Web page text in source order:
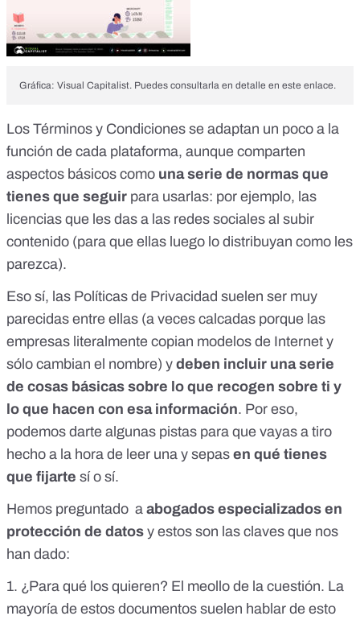
Gráfica: Visual Capitalist. Puedes consultarla en detalle en este enlace.
Los Términos y Condiciones se adaptan un poco a la
función de cada plataforma, aunque comparten
aspectos básicos como una serie de normas que
tienes que seguir para usarlas: por ejemplo, las
licencias que les das a las redes sociales al subir
contenido (para que ellas luego lo distribuyan como les
parezca).
Eso sí, las Políticas de Privacidad suelen ser muy
parecidas entre ellas (a veces calcadas porque las
empresas literalmente copian modelos de Internet y
sólo cambian el nombre) y deben incluir una serie
de cosas básicas sobre lo que recogen sobre ti y
lo que hacen con esa información. Por eso,
podemos darte algunas pistas para que vayas a tiro
hecho a la hora de leer una y sepas en qué tienes
que fijarte sí o sí.
Hemos preguntado a abogados especializados en
protección de datos y estos son las claves que nos
han dado:
1. ¿Para qué los quieren? El meollo de la cuestión. La
mayoría de estos documentos suelen hablar de esto